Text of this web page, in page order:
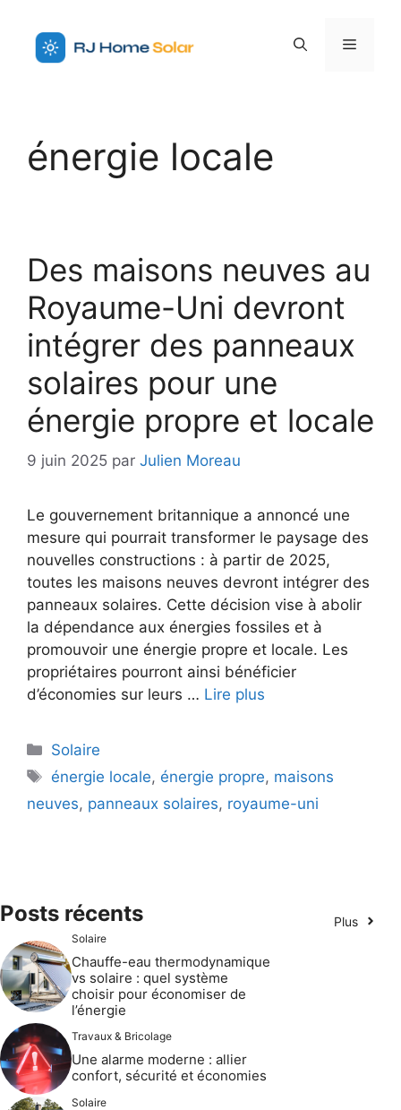
contenu
Menu
énergie locale
Des maisons neuves au
Royaume-Uni devront
intégrer des panneaux
solaires pour une
énergie propre et locale
9 juin 2025 par Julien Moreau
Le gouvernement britannique a annoncé une
mesure qui pourrait transformer le paysage des
nouvelles constructions : à partir de 2025,
toutes les maisons neuves devront intégrer des
panneaux solaires. Cette décision vise à abolir
la dépendance aux énergies fossiles et à
promouvoir une énergie propre et locale. Les
propriétaires pourront ainsi bénéficier
d’économies sur leurs … Lire plus
Catégories
Solaire
Étiquettes
énergie locale, énergie propre, maisons
neuves, panneaux solaires, royaume-uni
Posts récents Plus
Solaire
Chauffe-eau thermodynamique
vs solaire : quel système
choisir pour économiser de
l’énergie
Travaux & Bricolage
Une alarme moderne : allier
confort, sécurité et économies
Solaire